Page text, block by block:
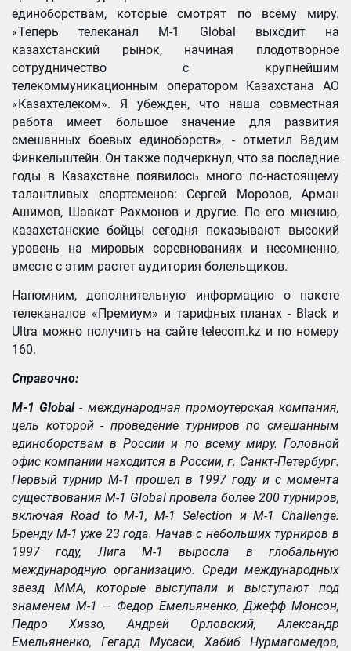
единоборствам, которые смотрят по всему миру.
«Теперь телеканал M-1 Global выходит на
казахстанский рынок, начиная плодотворное
сотрудничество с крупнейшим
телекоммуникационным оператором Казахстана АО
«Казахтелеком». Я убежден, что наша совместная
работа имеет большое значение для развития
смешанных боевых единоборств», - отметил Вадим
Финкельштейн. Он также подчеркнул, что за последние
годы в Казахстане появилось много по-настоящему
талантливых спортсменов: Сергей Морозов, Арман
Ашимов, Шавкат Рахмонов и другие. По его мнению,
казахстанские бойцы сегодня показывают высокий
уровень на мировых соревнованиях и несомненно,
вместе с этим растет аудитория болельщиков.
Напомним, дополнительную информацию о пакете
телеканалов «Премиум» и тарифных планах - Black и
Ultra можно получить на сайте telecom.kz и по номеру
160.
Справочно:
M-1 Global- международная промоутерская компания,
цель которой - проведение турниров по смешанным
единоборствам в России и по всему миру. Головной
офис компании находится в России, г. Санкт-Петербург.
Первый турнир М-1 прошел в 1997 году и с момента
существования М-1 Global провела более 200 турниров,
включая Road to M-1, М-1 Selection и M-1 Challenge.
Бренду М-1 уже 23 года. Начав с небольших турниров в
1997 году, Лига М-1 выросла в глобальную
международную организацию. Среди международных
звезд ММА, которые выступали и выступают под
знаменем М-1 — Федор Емельяненко, Джефф Монсон,
Педро Хиззо, Андрей Орловский, Александр
Емельяненко, Гегард Мусаси, Хабиб Нурмагомедов,